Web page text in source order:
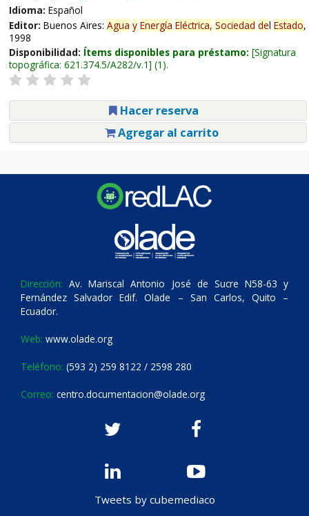
Idioma: Español
Editor: Buenos Aires: Agua y Energía Eléctrica, Sociedad del Estado,
1998
Disponibilidad: Ítems disponibles para préstamo: Signatura
topográfica: 621.374.5/A282/v.1 (1).
Hacer reserva
Agregar al carrito
Dirección: Av. Mariscal Antonio José de Sucre N58-63 y
Fernández Salvador Edif. Olade – San Carlos, Quito –
Ecuador.
Web: www.olade.org
Teléfono: (593 2) 259 8122 / 2598 280
Correo: centro.documentacion@olade.org
Tweets by cubemediaco